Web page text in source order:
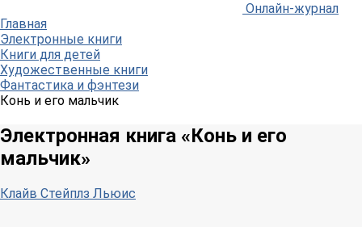
Онлайн-журнал
Главная
Электронные книги
Книги для детей
Художественные книги
Фантастика и фэнтези
Конь и его мальчик
Электронная книга «Конь и его
мальчик»
Клайв Стейплз Льюис